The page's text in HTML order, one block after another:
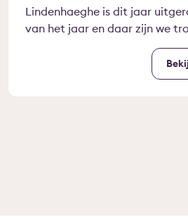
Lindenhaeghe is dit jaar
van het jaar en daar zijn we